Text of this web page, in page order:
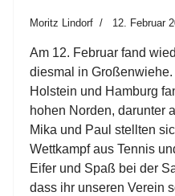
Moritz Lindorf 12. Februar
Am 12. Februar fand
diesmal in
Holstein und Hamburg
hohen Norden, darunter
Mika und Paul stellten
Wettkampf aus Tennis
Eifer und Spaß bei der
dass ihr unseren Verein